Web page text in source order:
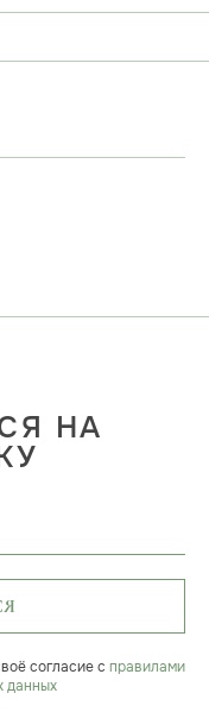
НА
согласие с правилами
данных